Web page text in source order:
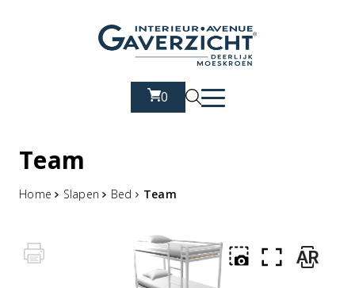
0
Team
Home Slapen Bed Team